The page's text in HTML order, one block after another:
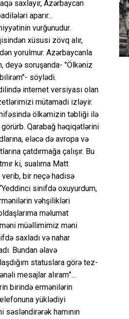
saxlayır, Azərbaycan
aparır...
vurğunudur.
xüsusi zövq alır,
yorulmur. Azərbaycanla
deyə soruşanda- "Ölkəniz
söylədi.
internet versiyası olan
mütamadi izləyir.
ölkəmizin təbliği ilə
Qarabağ həqiqətlərini
eləcə də avropa və
çatdırmağa çalışır. Bu
ki, sualıma Matt
bir neçə hadisə
“Yeddinci sinifdə oxuyurdum,
vəhşilikləri
məlumat
müəllimimiz məni
saxladı və nahar
Bundan əlavə
statuslara görə tez-
mesajlar alıram”...
birində ermənilərin
yüklədiyi
səsləndirərək hamının